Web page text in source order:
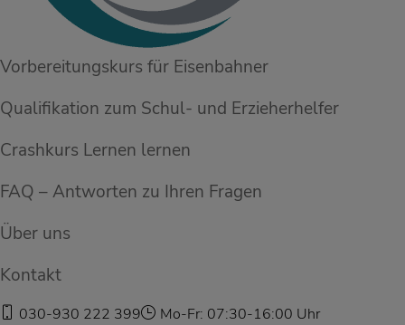
Vorbereitungskurs für Eisenbahner
Qualifikation zum Schul- und Erzieherhelfer
Crashkurs Lernen lernen
FAQ – Antworten zu Ihren Fragen
Über uns
Kontakt
030-930 222 399 Mo-Fr: 07:30-16:00 Uhr